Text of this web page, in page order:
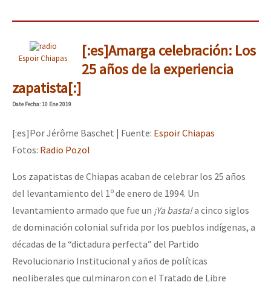
Espoir Chiapas
[:es]Amarga celebración: Los
25 años de la experiencia
zapatista[:]
DateFecha: 10 Ene 2019
[:es]Por Jérôme Baschet | Fuente: Espoir Chiapas
Fotos: Radio Pozol
Los zapatistas de Chiapas acaban de celebrar los 25 años
del levantamiento del 1o de enero de 1994. Un
levantamiento armado que fue un ¡Ya basta!a cinco siglos
de dominación colonial sufrida por los pueblos indígenas, a
décadas de la “dictadura perfecta” del Partido
Revolucionario Institucional y años de políticas
neoliberales que culminaron con el Tratado de Libre